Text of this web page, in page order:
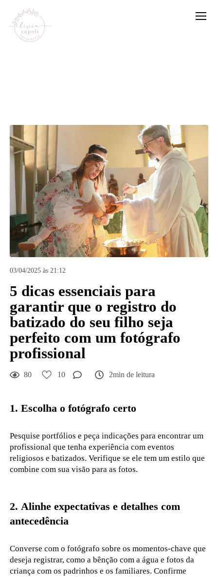
03/04/2025 às 21:12
5 dicas essenciais para
garantir que o registro do
batizado do seu filho seja
perfeito com um fotógrafo
profissional
80 10 2min de leitura
1. Escolha o fotógrafo certo
Pesquise portfólios e peça indicações para encontrar um
profissional que tenha experiência com eventos
religiosos e batizados. Verifique se ele tem um estilo que
combine com sua visão para as fotos.
2. Alinhe expectativas e detalhes com
antecedência
Converse com o fotógrafo sobre os momentos-chave que
deseja registrar, como a bênção com a água e fotos da
criança com os padrinhos e os familiares. Confirme